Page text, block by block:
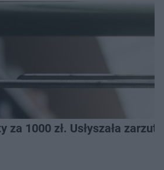
za 1000 zł. Usłyszała zarzuty